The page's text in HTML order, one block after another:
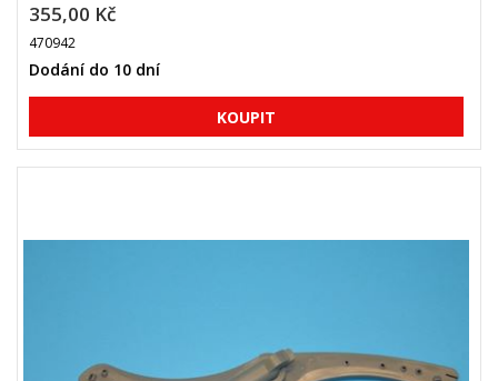
355,00 Kč
470942
Dodání do 10 dní